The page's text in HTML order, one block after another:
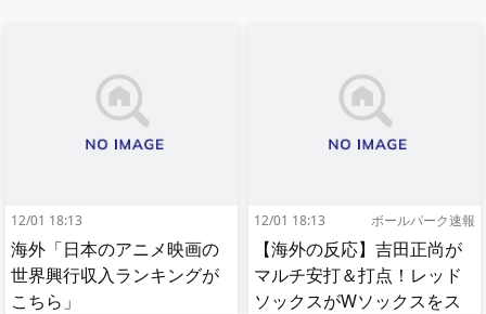
12/01 18:13
海外「日本のアニメ映画の
世界興行収入ランキングが
こちら」
12/01 18:13 ボールパーク速報
【海外の反応】吉田正尚が
マルチ安打＆打点！レッド
ソックスがWソックスをス